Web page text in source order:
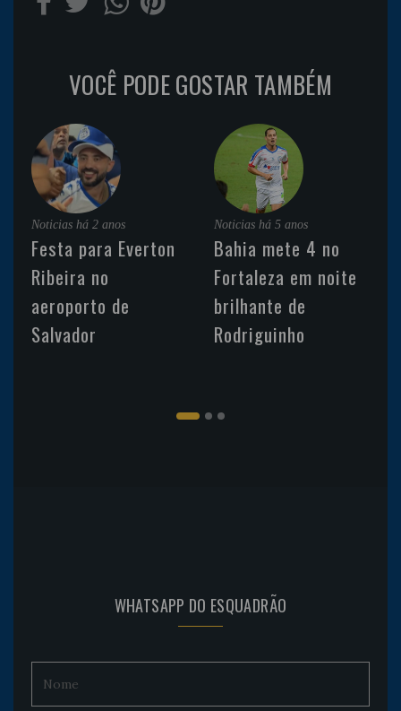
VOCÊ PODE GOSTAR TAMBÉM
Noticias há 2 anos
Festa para Everton
Ribeira no
aeroporto de
Salvador
Noticias há 5 anos
Bahia mete 4 no
Fortaleza em noite
brilhante de
Rodriguinho
WHATSAPP DO ESQUADRÃO